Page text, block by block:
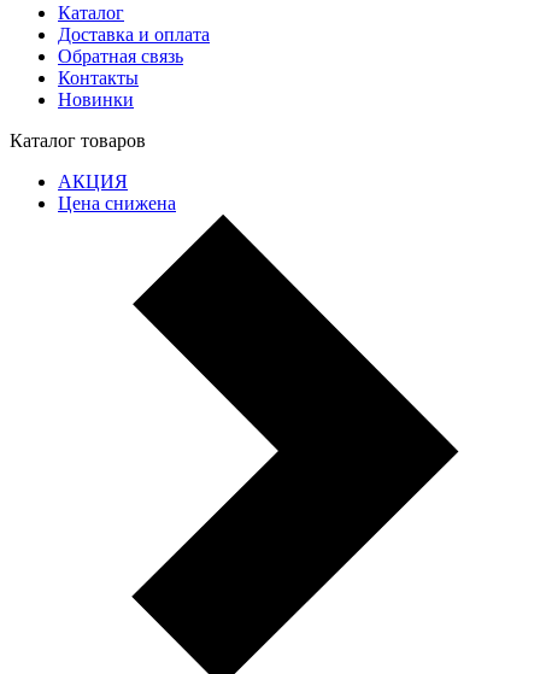
Каталог
Доставка и оплата
Обратная связь
Контакты
Новинки
Каталог товаров
АКЦИЯ
Цена снижена